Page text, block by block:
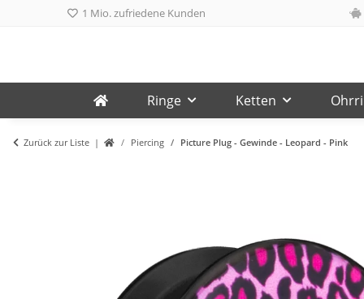
1 Mio. zufriedene Kunden
Ringe Ketten
Zurück zur Liste Piercing Picture Plug - Gewinde - Leopard - Pink